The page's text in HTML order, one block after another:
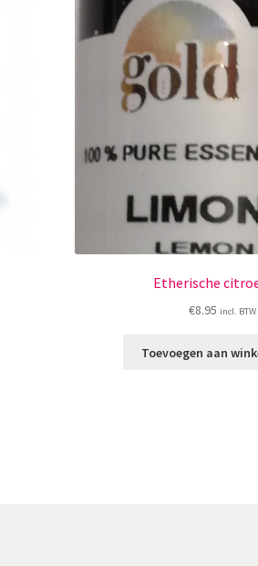
Etherische
€8.95 incl. BTW
Toevoegen aan